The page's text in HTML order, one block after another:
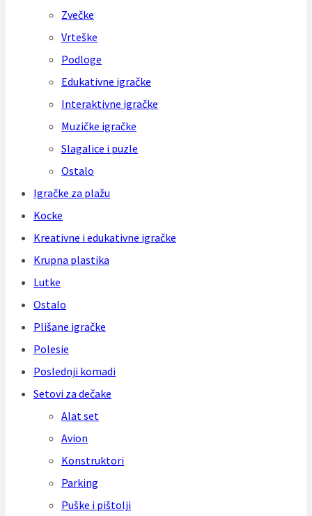
Zvečke
Vrteške
Podloge
Edukativne igračke
Interaktivne igračke
Muzičke igračke
Slagalice i puzle
Ostalo
Igračke za plažu
Kocke
Kreativne i edukativne igračke
Krupna plastika
Lutke
Ostalo
Plišane igračke
Polesie
Poslednji komadi
Setovi za dečake
Alat set
Avion
Konstruktori
Parking
Puške i pištolji